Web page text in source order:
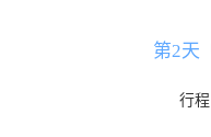
第2天
行程